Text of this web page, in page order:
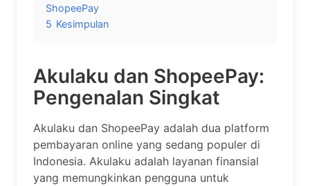
ShopeePay
5 Kesimpulan
Akulaku dan ShopeePay:
Pengenalan Singkat
Akulaku dan ShopeePay adalah dua platform
pembayaran online yang sedang populer di
Indonesia. Akulaku adalah layanan finansial
yang memungkinkan pengguna untuk